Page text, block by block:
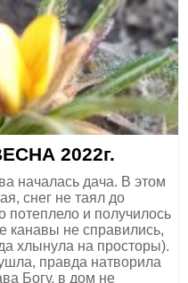
2022г.
началась дача. В этом
снег не таял до
потеплело и получилось
канавы не справились,
хлынула на просторы).
правда натворила
Богу, в дом не